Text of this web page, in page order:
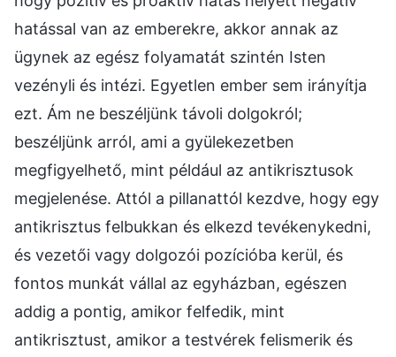
hatással van az emberekre, akkor annak az
ügynek az egész folyamatát szintén Isten
vezényli és intézi. Egyetlen ember sem irányítja
ezt. Ám ne beszéljünk távoli dolgokról;
beszéljünk arról, ami a gyülekezetben
megfigyelhető, mint például az antikrisztusok
megjelenése. Attól a pillanattól kezdve, hogy egy
antikrisztus felbukkan és elkezd tevékenykedni,
és vezetői vagy dolgozói pozícióba kerül, és
fontos munkát vállal az egyházban, egészen
addig a pontig, amikor felfedik, mint
antikrisztust, amikor a testvérek felismerik és